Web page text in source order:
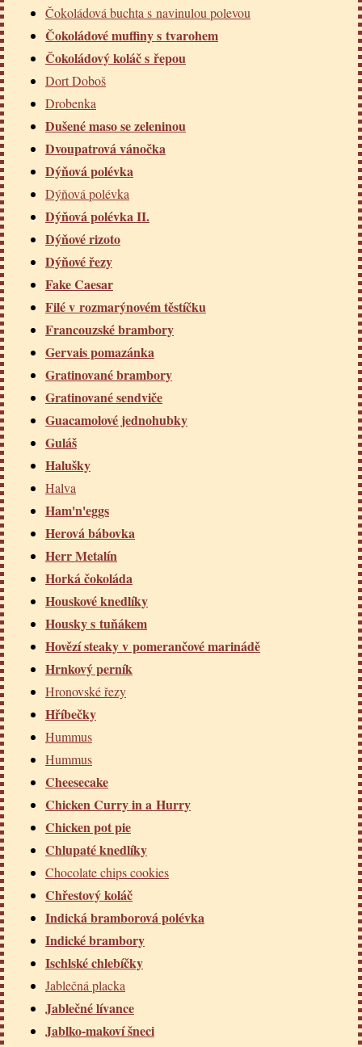
Čokoládová buchta s navinulou polevou
Čokoládové muffiny s tvarohem
Čokoládový koláč s řepou
Dort Doboš
Drobenka
Dušené maso se zeleninou
Dvoupatrová vánočka
Dýňová polévka
Dýňová polévka
Dýňová polévka II.
Dýňové rizoto
Dýňové řezy
Fake Caesar
Filé v rozmarýnovém těstíčku
Francouzské brambory
Gervais pomazánka
Gratinované brambory
Gratinované sendviče
Guacamolové jednohubky
Guláš
Halušky
Halva
Ham'n'eggs
Herová bábovka
Herr Metalín
Horká čokoláda
Houskové knedlíky
Housky s tuňákem
Hovězí steaky v pomerančové marinádě
Hrnkový perník
Hronovské řezy
Hříbečky
Hummus
Hummus
Cheesecake
Chicken Curry in a Hurry
Chicken pot pie
Chlupaté knedlíky
Chocolate chips cookies
Chřestový koláč
Indická bramborová polévka
Indické brambory
Ischlské chlebíčky
Jablečná placka
Jablečné lívance
Jablko-makoví šneci